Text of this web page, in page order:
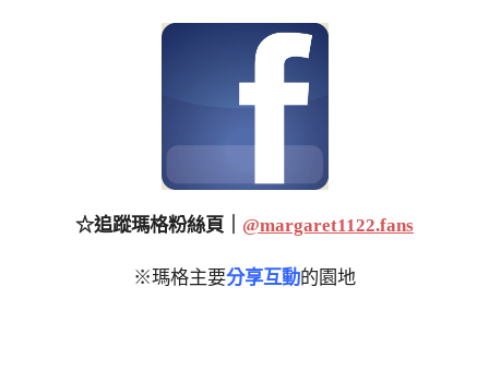
☆追蹤瑪格粉絲頁｜ @margaret1122.fans
※瑪格主要分享互動的園地